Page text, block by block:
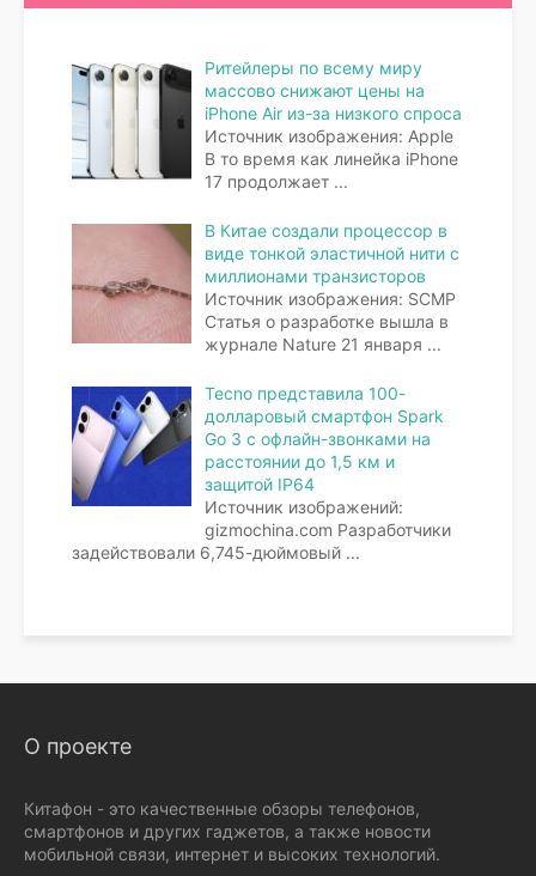
Ритейлеры по всему миру
массово снижают цены на
iPhone Air из-за низкого спроса
Источник изображения: Apple
В то время как линейка iPhone
17 продолжает ...
В Китае создали процессор в
виде тонкой эластичной нити с
миллионами транзисторов
Источник изображения: SCMP
Статья о разработке вышла в
журнале Nature 21 января ...
Tecno представила 100-
долларовый смартфон Spark
Go 3 с офлайн-звонками на
расстоянии до 1,5 км и
защитой IP64
Источник изображений:
gizmochina.com Разработчики
задействовали 6,745-дюймовый ...
О проекте
Китафон - это качественные обзоры телефонов,
смартфонов и других гаджетов, а также новости
мобильной связи, интернет и высоких технологий.